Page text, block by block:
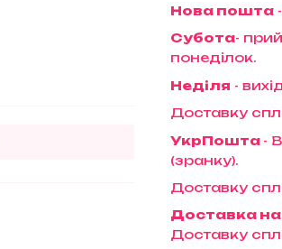
Нова пошта
Субота-
понеділок.
Неділя -
Доставку
УкрПошта -
(зранку).
Доставку
Доставка
Доставку